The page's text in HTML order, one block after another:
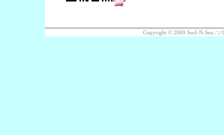
Copyright © 2009 Surf-N-Sea::